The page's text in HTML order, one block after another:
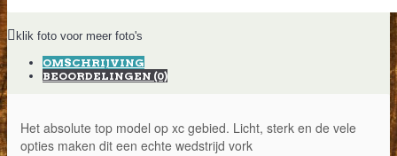
klik foto voor meer foto's
OMSCHRIJVING
BEOORDELINGEN (0)
Het absolute top model op xc gebied. Licht, sterk en de vele
opties maken dit een echte wedstrijd vork